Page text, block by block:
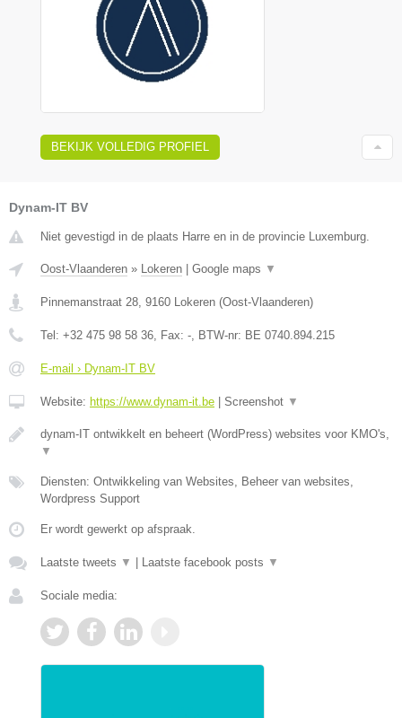
BEKIJK VOLLEDIG PROFIEL
Dynam-IT BV
Niet gevestigd in de plaats Harre en in de provincie Luxemburg.
Oost-Vlaanderen » Lokeren Google maps ▼
Pinnemanstraat 28, 9160 Lokeren (Oost-Vlaanderen)
Tel: +32 475 98 58 36, Fax: -, BTW-nr: BE 0740.894.215
E-mail › Dynam-IT BV
Website: https://www.dynam-it.be Screenshot ▼
dynam-IT ontwikkelt en beheert (WordPress) websites voor KMO's,
▼
Diensten: Ontwikkeling van Websites, Beheer van websites,
Wordpress Support
Er wordt gewerkt op afspraak.
Laatste tweets ▼ Laatste facebook posts ▼
Sociale media: